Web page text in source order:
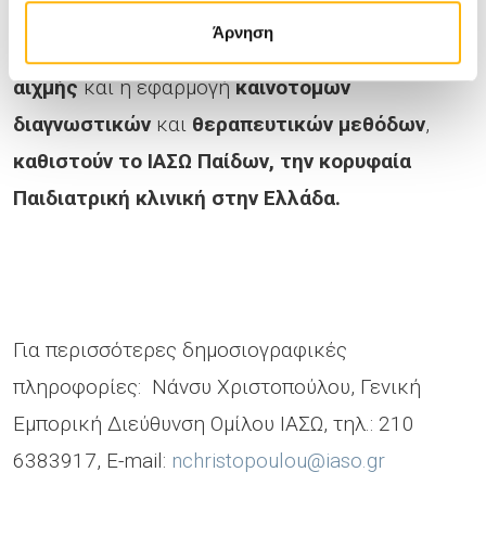
Άρνηση
νοσηλευτικό
εξοπλισμός τεχνολογίας
αιχμήςκαι η εφαρμογήκαινοτόμων
διαγνωστικών και θεραπευτικών μεθόδων,
καθιστούν το ΙΑΣΩ Παίδων, την κορυφαία
Παιδιατρική κλινική στην Ελλάδα.
Για περισσότερες δημοσιογραφικές
πληροφορίες: Νάνσυ Χριστοπούλου, Γενική
Εμπορική Διεύθυνση Ομίλου ΙΑΣΩ, τηλ.: 210
6383917, E-mail: nchristopoulou@iaso.gr